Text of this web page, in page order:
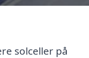
solceller på